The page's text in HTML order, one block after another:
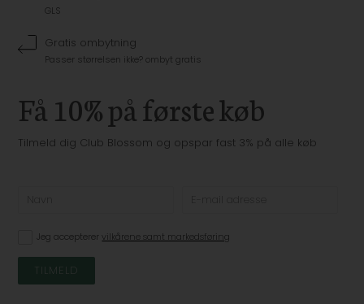
GLS
Gratis ombytning
Passer størrelsen ikke? ombyt gratis
Få 10% på første køb
Tilmeld dig Club Blossom og opspar fast 3% på alle køb
Jeg accepterervilkårene samt markedsføring